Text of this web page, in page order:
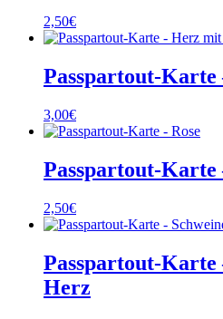
2,50€
Passpartout-Karte
3,00€
Passpartout-Karte
2,50€
Passpartout-Karte
Herz